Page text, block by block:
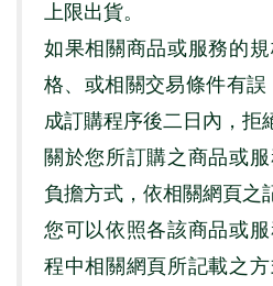
上限出貨。
如果相關商品或服務的
格、或相關交易條件有誤
成訂購程序後二日內，拒
關於您所訂購之商品或
負擔方式，依相關網頁之
您可以依照各該商品或
程中相關網頁所記載之